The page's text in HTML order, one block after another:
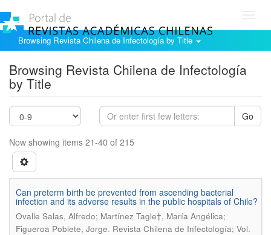
Browsing Revista Chilena de Infectología by Title
Browsing Revista Chilena de Infectología
by Title
Go
Now showing items 21-40 of 215
Can preterm birth be prevented from ascending bacterial
infection and its adverse results in the public hospitals of Chile?
Ovalle Salas, Alfredo; Martínez Tagle†, María Angélica;
Figueroa Poblete, Jorge. Revista Chilena de Infectología; Vol.